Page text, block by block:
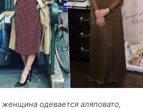
женщина одевается аляповато,